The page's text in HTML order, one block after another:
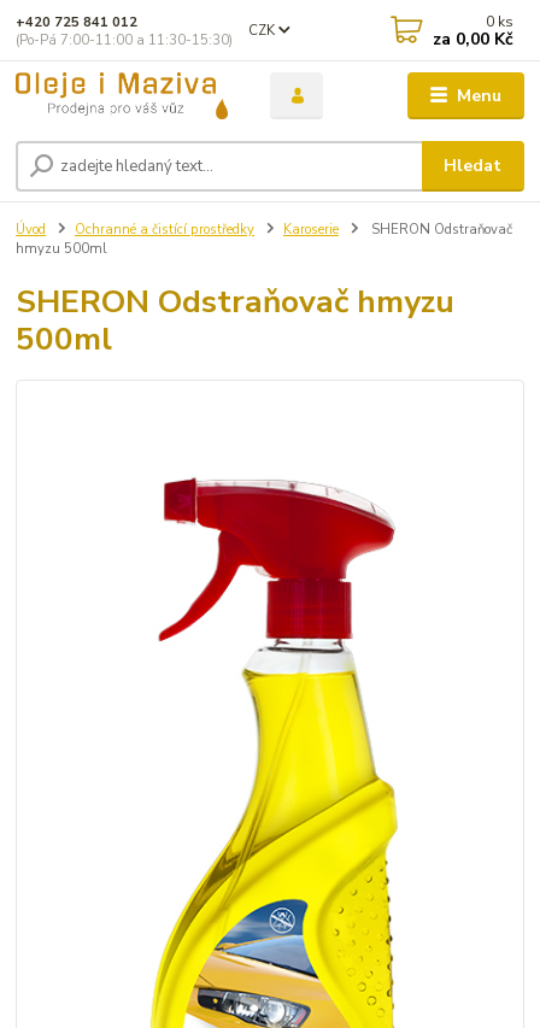
Menu
CZK
Hledat
+420 725 841 012
(Po-Pá 7:00-11:00 a 11:30-15:30)
0 ks
za 0,00 Kč
Úvod Ochranné a čistící prostředky Karoserie
SHERON Odstraňovač
hmyzu 500ml
SHERON Odstraňovač hmyzu
500ml